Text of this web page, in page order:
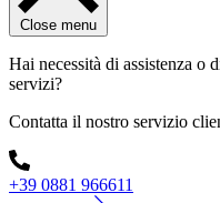
Close menu
Hai necessità di assistenza o
servizi?
Contatta il nostro servizio
+39 0881 966611